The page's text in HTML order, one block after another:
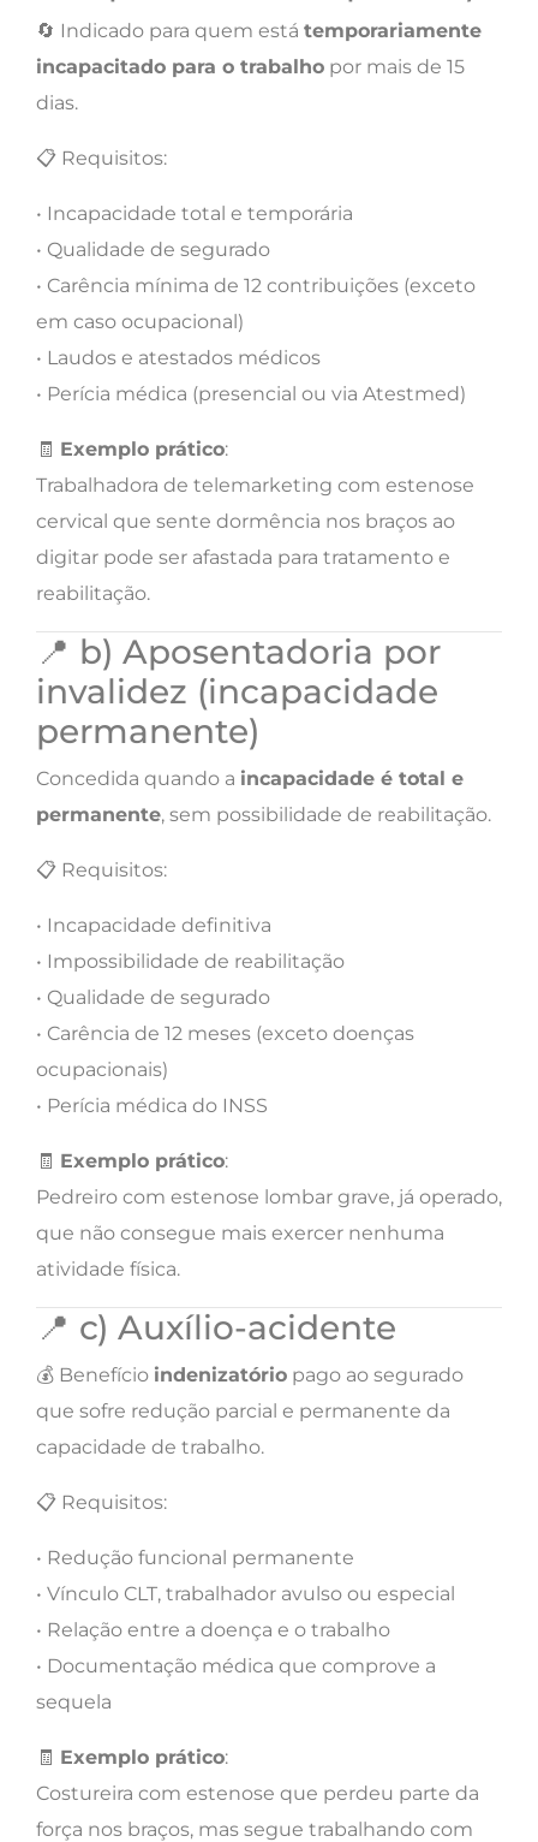
🔄 Indicado para quem está temporariamente
incapacitado para o trabalho por mais de 15
dias.
📋 Requisitos:
• Incapacidade total e temporária
• Qualidade de segurado
• Carência mínima de 12 contribuições (exceto
em caso ocupacional)
• Laudos e atestados médicos
• Perícia médica (presencial ou via Atestmed)
🧾 Exemplo prático:
Trabalhadora de telemarketing com estenose
cervical que sente dormência nos braços ao
digitar pode ser afastada para tratamento e
reabilitação.
📍 b) Aposentadoria por
invalidez (incapacidade
permanente)
Concedida quando a incapacidade é total e
permanente, sem possibilidade de reabilitação.
📋 Requisitos:
• Incapacidade definitiva
• Impossibilidade de reabilitação
• Qualidade de segurado
• Carência de 12 meses (exceto doenças
ocupacionais)
• Perícia médica do INSS
🧾 Exemplo prático:
Pedreiro com estenose lombar grave, já operado,
que não consegue mais exercer nenhuma
atividade física.
📍 c) Auxílio-acidente
💰 Benefício indenizatório pago ao segurado
que sofre redução parcial e permanente da
capacidade de trabalho.
📋 Requisitos:
• Redução funcional permanente
• Vínculo CLT, trabalhador avulso ou especial
• Relação entre a doença e o trabalho
• Documentação médica que comprove a
sequela
🧾 Exemplo prático:
Costureira com estenose que perdeu parte da
força nos braços, mas segue trabalhando com